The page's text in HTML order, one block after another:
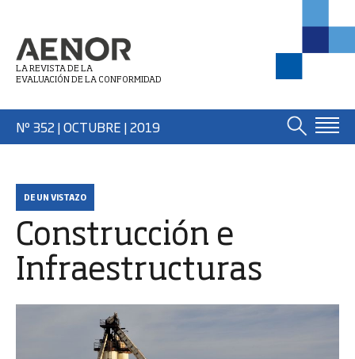
LA REVISTA DE LA
EVALUACIÓN DE LA CONFORMIDAD
Nº 352 | OCTUBRE | 2019
DE UN VISTAZO
Construcción e
Infraestructuras